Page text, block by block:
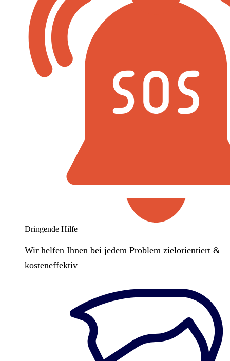
Dringende Hilfe
Wir helfen Ihnen bei jedem Problem zielorientiert &
kosteneffektiv